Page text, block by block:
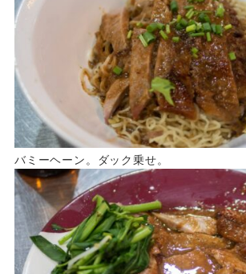
バミーヘーン。ダック乗せ。